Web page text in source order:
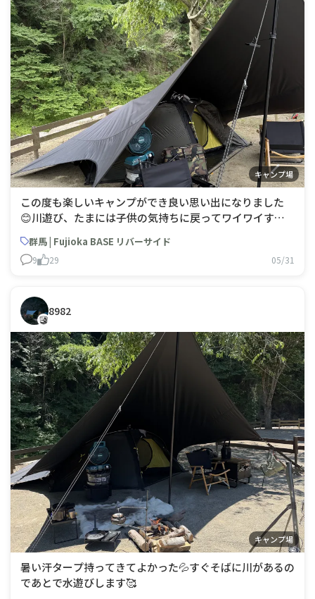
キャンプ場
この度も楽しいキャンプができ良い思い出になりました
😊川遊び、たまには子供の気持ちに戻ってワイワイする
てきてよかった汗昼間はとても暑かったです🤗
群馬 | Fujioka BASE リバーサイド
9 29 05/31
8982
キャンプ場
暑い汗タープ持ってきてよかった💦すぐそばに川があるの
であとで水遊びします🥰